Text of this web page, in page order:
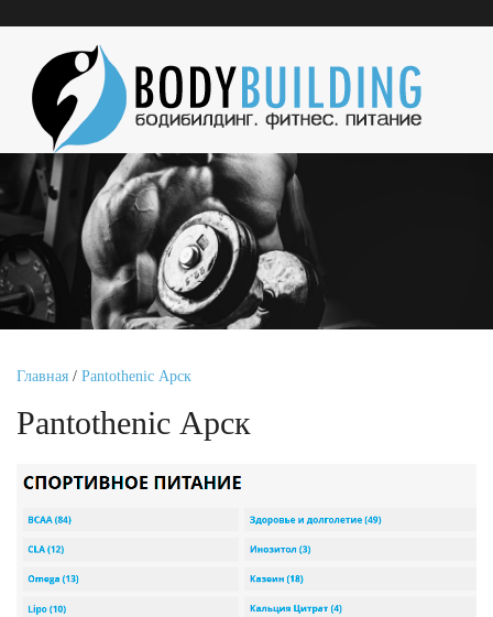
Главная / Pantothenic Арск
Pantothenic Арск